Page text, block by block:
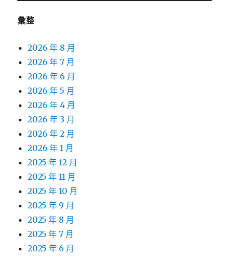
彙整
2026 年 8 月
2026 年 7 月
2026 年 6 月
2026 年 5 月
2026 年 4 月
2026 年 3 月
2026 年 2 月
2026 年 1 月
2025 年 12 月
2025 年 11 月
2025 年 10 月
2025 年 9 月
2025 年 8 月
2025 年 7 月
2025 年 6 月